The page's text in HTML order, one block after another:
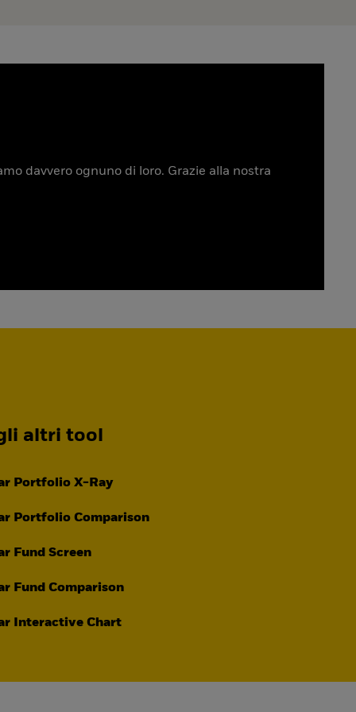
davvero ognuno di loro. Grazie alla nostra
altri tool
Portfolio X-Ray
Portfolio Comparison
Fund Screen
Fund Comparison
Interactive Chart